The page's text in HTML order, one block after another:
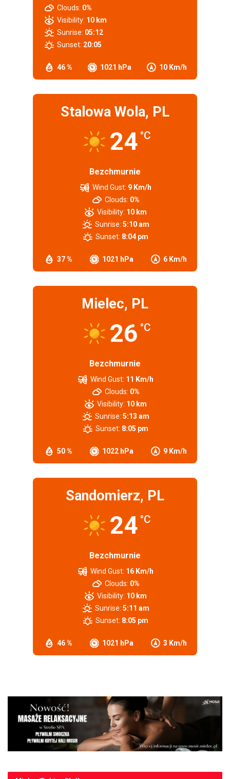
46 % 1021 hPa 10 Km/h
Clouds: 0%
Visibility: 10 km
Sunrise: 05:12
Sunset: 20:05
Stalowa Wola, PL
24 °C
Bezchmurnie
37 % 1021 hPa 6 Km/h
Wind Gust: 9 Km/h
Clouds: 0%
Visibility: 10 km
Sunrise: 5:10 am
Sunset: 8:04 pm
Mielec, PL
26 °C
Bezchmurnie
50 % 1022 hPa 9 Km/h
Wind Gust: 11 Km/h
Clouds: 0%
Visibility: 10 km
Sunrise: 5:13 am
Sunset: 8:05 pm
Sandomierz, PL
24 °C
Bezchmurnie
46 % 1021 hPa 3 Km/h
Wind Gust: 16 Km/h
Clouds: 0%
Visibility: 10 km
Sunrise: 5:11 am
Sunset: 8:05 pm